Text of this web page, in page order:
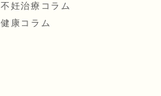
不妊治療コラム
健康コラム